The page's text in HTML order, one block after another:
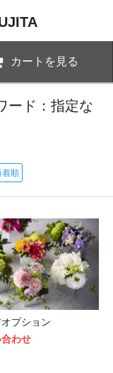
カートを見る
ード：指定な
着順
プション
わせ